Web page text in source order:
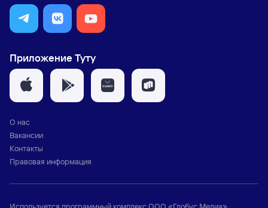
Приложение Туту
О нас
Вакансии
Контакты
Правовая информация